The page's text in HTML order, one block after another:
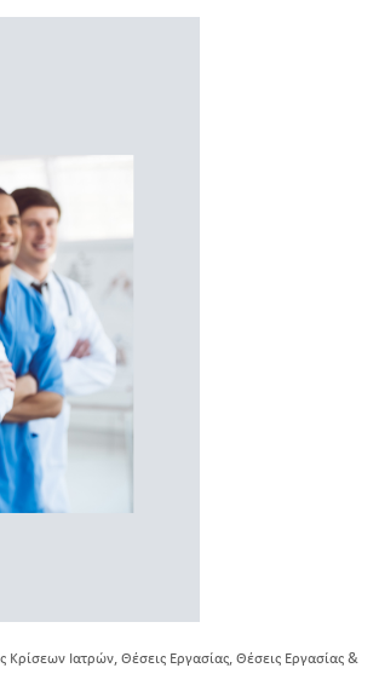
Κρίσεων Ιατρών, Θέσεις Εργασίας, Θέσεις Εργασίας &